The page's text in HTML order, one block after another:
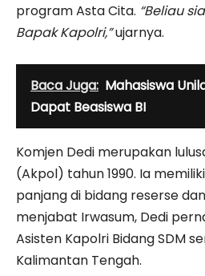
program Asta Cita. “Beliau
Bapak Kapolri,”ujarnya.
Baca Juga: Mahasiswa
Dapat Beasiswa BI
Komjen Dedi merupakan
(Akpol) tahun 1990. Ia
panjang di bidang reserse
menjabat Irwasum, Dedi
Asisten Kapolri Bidang SDM
Kalimantan Tengah.